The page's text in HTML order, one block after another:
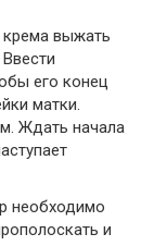
крема выжать
его конец
матки.
Ждать начала
необходимо
и